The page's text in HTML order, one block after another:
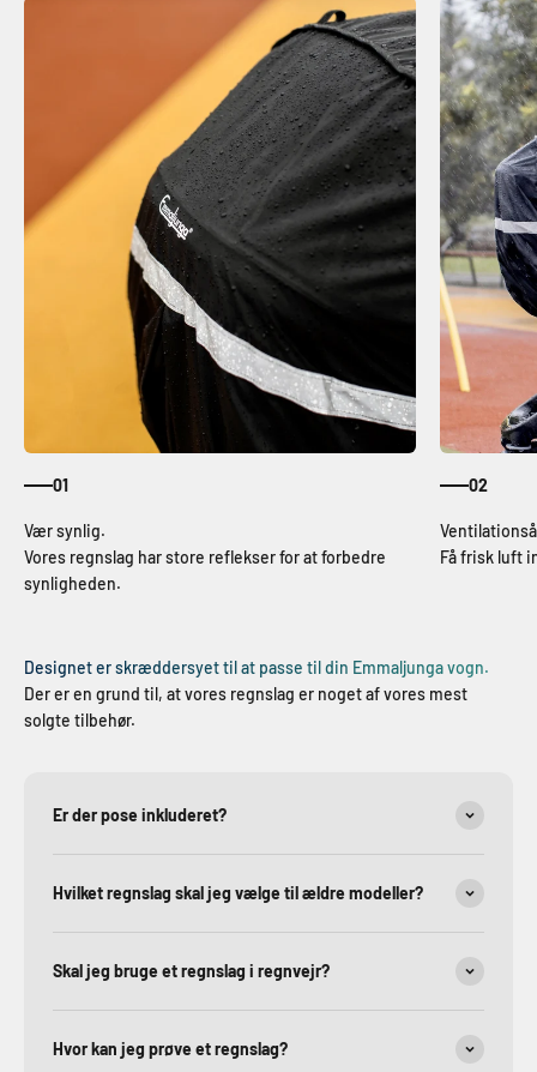
01
Vores regnslag har store reflekser for at forbedre
synligheden.
02
Få frisk luft
Designet er skræddersyet til at passe til din Emmaljunga vogn.
Der er en grund til, at vores regnslag er noget af vores mest
solgte tilbehør.
Er der pose inkluderet?
Hvilket regnslag skal jeg vælge til ældre modeller?
Skal jeg bruge et regnslag i regnvejr?
Hvor kan jeg prøve et regnslag?